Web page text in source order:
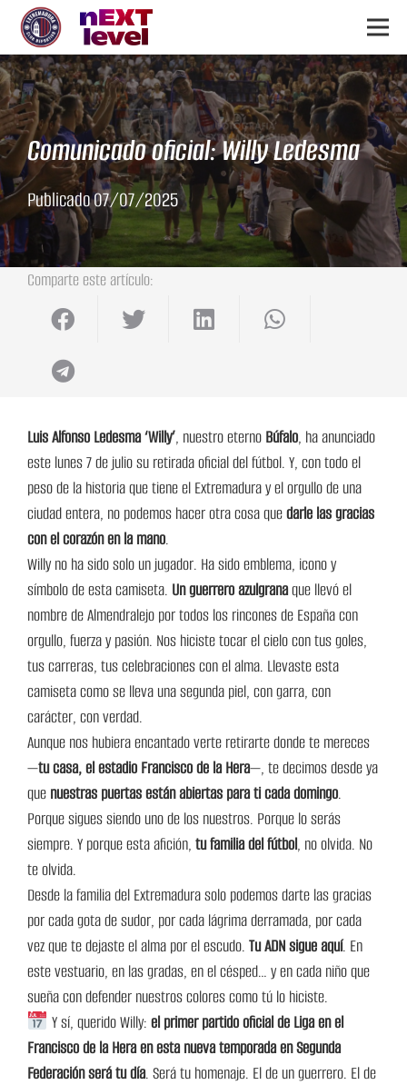
Comunicado oficial: Willy Ledesma
Publicado07/07/2025
Comparte este artículo:
Luis Alfonso Ledesma ‘Willy’, nuestro eterno Búfalo, ha anunciado
este lunes 7 de julio su retirada oficial del fútbol. Y, con todo el
peso de la historia que tiene el Extremadura y el orgullo de una
ciudad entera, no podemos hacer otra cosa quedarle las gracias
con el corazón en la mano.
Willy no ha sido solo un jugador. Ha sido emblema, icono y
símbolo de esta camiseta. Un guerrero azulgranaque llevó el
nombre de Almendralejo por todos los rincones de España con
orgullo, fuerza y pasión. Nos hiciste tocar el cielo con tus goles,
tus carreras, tus celebraciones con el alma. Llevaste esta
camiseta como se lleva una segunda piel, con garra, con
carácter, con verdad.
Aunque nos hubiera encantado verte retirarte donde te mereces
—tu casa, el estadio Francisco de la Hera—, te decimos desde ya
que nuestras puertas están abiertas para ti cada domingo.
Porque sigues siendo uno de los nuestros. Porque lo serás
siempre. Y porque esta afición, tu familia del fútbol, no olvida. No
te olvida.
Desde la familia del Extremadura solo podemos darte las gracias
por cada gota de sudor, por cada lágrima derramada, por cada
vez que te dejaste el alma por el escudo. Tu ADN sigue aquí. En
este vestuario, en las gradas, en el césped… y en cada niño que
sueña con defender nuestros colores como tú lo hiciste.
Y sí, querido Willy: el primer partido oficial de Liga en el
Francisco de la Hera en esta nueva temporada en Segunda
Federación será tu día. Será tu homenaje. El de un guerrero. El de